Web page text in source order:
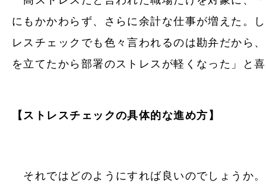
にもかかわらず、さらに余計な仕事が増えた。
レスチェックでも色々言われるのは勘弁だから
を立てたから部署のストレスが軽くなった」と
【 ストレスチェックの具体的な進め方】
それではどのようにすれば良いのでしょうか